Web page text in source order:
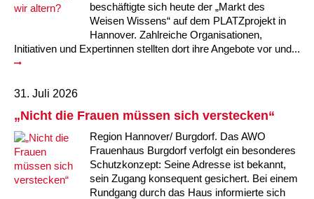
beschäftigte sich heute der „Markt des
Weisen Wissens“ auf dem PLATZprojekt in
Hannover. Zahlreiche Organisationen,
Initiativen und Expertinnen stellten dort ihre Angebote vor und...
31. Juli 2026
„Nicht die Frauen müssen sich verstecken“
Region Hannover/ Burgdorf. Das AWO
Frauenhaus Burgdorf verfolgt ein besonderes
Schutzkonzept: Seine Adresse ist bekannt,
sein Zugang konsequent gesichert. Bei einem
Rundgang durch das Haus informierte sich